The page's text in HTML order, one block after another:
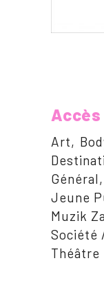
Accès
Art
Général
Jeune
Muzik
Société
Théâtre